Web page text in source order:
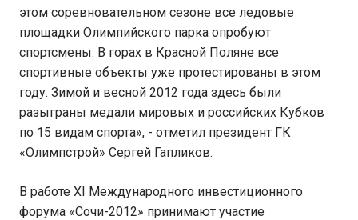
этом соревновательном сезоне все ледовые
площадки Олимпийского парка опробуют
спортсмены. В горах в Красной Поляне все
спортивные объекты уже протестированы в этом
году. Зимой и весной 2012 года здесь были
разыграны медали мировых и российских Кубков
по 15 видам спорта», - отметил президент ГК
«Олимпстрой» Сергей Гапликов.
В работе XI Международного инвестиционного
форума «Сочи-2012» принимают участие